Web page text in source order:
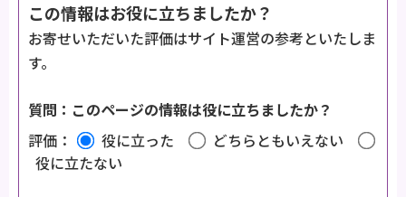
この情報はお役に立ちましたか？
お寄せいただいた評価はサイト運営の参考といたしま
す。
質問：このページの情報は役に立ちましたか？
評価：
役に立った
どちらともいえない
役に立たない